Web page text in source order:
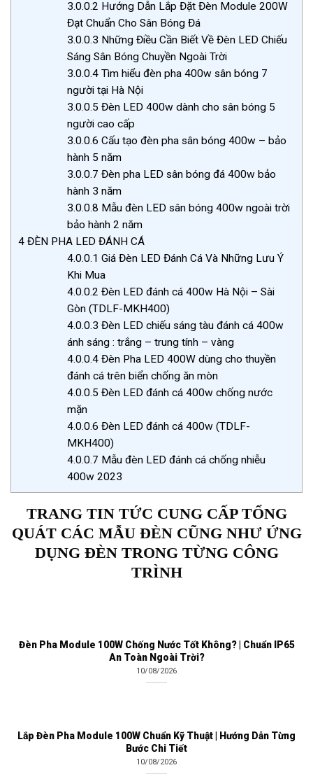
3.0.0.2 Hướng Dẫn Lắp Đặt Đèn Module 200W
Đạt Chuẩn Cho Sân Bóng Đá
3.0.0.3 Những Điều Cần Biết Về Đèn LED Chiếu
Sáng Sân Bóng Chuyền Ngoài Trời
3.0.0.4Tìm hiểu đèn pha 400w sân bóng 7
người tại Hà Nội
3.0.0.5 Đèn LED 400w dành cho sân bóng 5
người cao cấp
3.0.0.6 Cấu tạo đèn pha sân bóng 400w – bảo
hành 5 năm
3.0.0.7 Đèn pha LED sân bóng đá 400w bảo
hành 3 năm
3.0.0.8 Mẫu đèn LED sân bóng 400w ngoài trời
bảo hành 2 năm
4 ĐÈN PHA LED ĐÁNH CÁ
4.0.0.1 Giá Đèn LED Đánh Cá Và Những Lưu Ý
Khi Mua
4.0.0.2 Đèn LED đánh cá 400w Hà Nội – Sài
Gòn (TDLF-MKH400)
4.0.0.3 Đèn LED chiếu sáng tàu đánh cá 400w
ánh sáng : trắng – trung tính – vàng
4.0.0.4Đèn Pha LED 400W dùng cho thuyền
đánh cá trên biển chống ăn mòn
4.0.0.5 Đèn LED đánh cá 400w chống nước
mặn
4.0.0.6 Đèn LED đánh cá 400w (TDLF-
MKH400)
4.0.0.7 Mẫu đèn LED đánh cá chống nhiễu
400w 2023
TRANG TIN TỨC CUNG CẤP TỔNG
QUÁT CÁC MẪU ĐÈN CŨNG NHƯ ỨNG
DỤNG ĐÈN TRONG TỪNG CÔNG
TRÌNH
Đèn Pha Module 100W Chống Nước Tốt Không? | Chuẩn IP65
An Toàn Ngoài Trời?
10/08/2026
Lắp Đèn Pha Module 100W Chuẩn Kỹ Thuật | Hướng Dẫn Từng
Bước Chi Tiết
10/08/2026